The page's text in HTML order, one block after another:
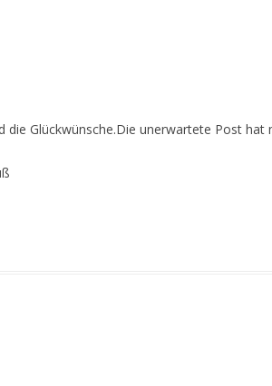
die Glückwünsche.Die unerwartete Post hat